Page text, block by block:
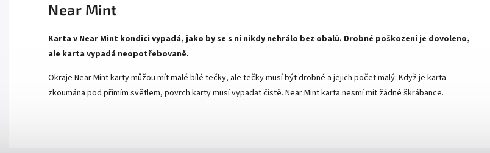
Near Mint
Karta v Near Mint kondici vypadá, jako by se s ní nikdy nehrálo bez obalů. Drobné poškození je dovoleno,
ale karta vypadá neopotřebovaně.
Okraje Near Mint karty můžou mít malé bílé tečky, ale tečky musí být drobné a jejich počet malý. Když je karta
zkoumána pod přímím světlem, povrch karty musí vypadat čistě. Near Mint karta nesmí mít žádné škrábance.